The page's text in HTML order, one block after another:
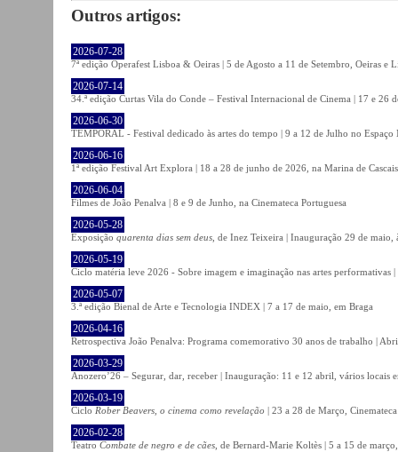
Outros artigos:
2026-07-28
7ª edição Operafest Lisboa & Oeiras | 5 de Agosto a 11 de Setembro, Oeiras e
2026-07-14
34.ª edição Curtas Vila do Conde – Festival Internacional de Cinema | 17 e 26
2026-06-30
TEMPORAL - Festival dedicado às artes do tempo | 9 a 12 de Julho no
2026-06-16
1ª edição Festival Art Explora | 18 a 28 de junho de 2026, na Marina de Cascais
2026-06-04
Filmes de João Penalva | 8 e 9 de Junho, na Cinemateca Portuguesa
2026-05-28
Exposição quarenta dias sem deus , de Inez Teixeira | Inauguração 29 de
2026-05-19
Ciclo matéria leve 2026 - Sobre imagem e imaginação nas artes
2026-05-07
3.ª edição Bienal de Arte e Tecnologia INDEX | 7 a 17 de maio, em Braga
2026-04-16
Retrospectiva João Penalva: Programa comemorativo 30 anos de trabalho |
2026-03-29
Anozero’26 – Segurar, dar, receber | Inauguração: 11 e 12 abril, vários locais
2026-03-19
Ciclo Rober Beavers, o cinema como revelação | 23 a 28 de Março,
2026-02-28
Teatro Combate de negro e de cães , de Bernard-Marie Koltès | 5 a 15 de